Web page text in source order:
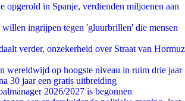
opgerold in Spanje, verdienden miljoenen aan
ingrijpen tegen 'gluurbrillen' die mensen
verder, onzekerheid over Straat van Hormuz
wereldwijd op hoogste niveau in ruim drie jaar
30 jaar een gratis uitbreiding
2026/2027 is begonnen